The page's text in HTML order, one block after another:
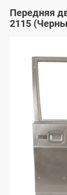
Передняя
2115